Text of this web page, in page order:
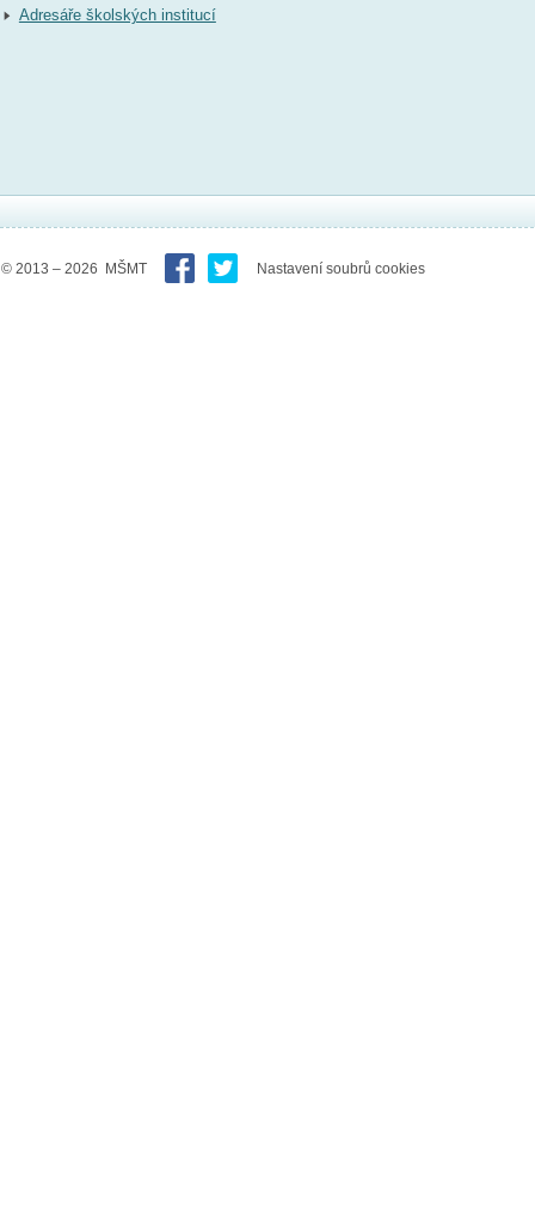
Adresáře školských institucí
© 2013 – 2026 MŠMT Nastavení soubrů cookies